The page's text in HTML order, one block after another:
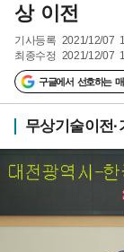
상 이전
기사등록 2021/12/07
최종수정 2021/12/07
구글에서 선호하는
무상기술이전